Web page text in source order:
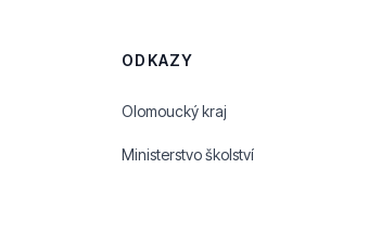
ODKAZY
Olomoucký kraj
Ministerstvo školství